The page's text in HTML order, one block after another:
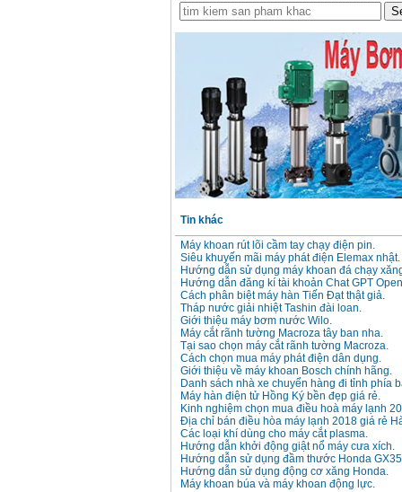
Tin khác
Máy khoan rút lõi cầm tay chạy điện pin.
Siêu khuyến mãi máy phát điện Elemax nhật.
Hướng dẫn sử dụng máy khoan đá chạy
Hướng dẫn đăng kí tài khoản Chat GPT
Cách phân biệt máy hàn Tiến Đạt thật giả.
Tháp nước giải nhiệt Tashin đài loan.
Giới thiệu máy bơm nước Wilo.
Máy cắt rãnh tường Macroza tây ban nha.
Tại sao chọn máy cắt rãnh tường Macroza.
Cách chọn mua máy phát điện dân dụng.
Giới thiệu về máy khoan Bosch chính hãng.
Danh sách nhà xe chuyển hàng đi tỉnh phía
Máy hàn điện tử Hồng Ký bền đẹp giá rẻ.
Kinh nghiệm chọn mua điều hoà máy lạnh
Địa chỉ bán điều hòa máy lạnh 2018 giá rẻ
Các loại khí dùng cho máy cắt plasma.
Hướng dẫn khởi động giật nổ máy cưa xích.
Hướng dẫn sử dụng đầm thước Honda
Hướng dẫn sử dụng động cơ xăng Honda.
Máy khoan búa và máy khoan động lực.